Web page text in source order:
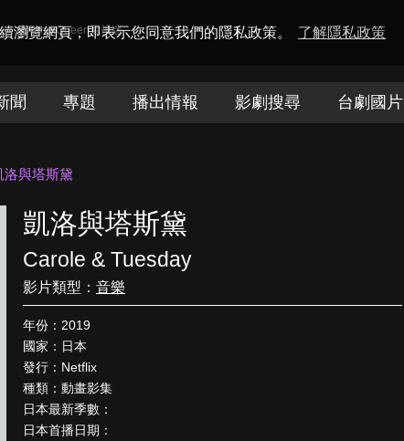
瀏覽網頁，即表示您同意我們的隱私政策。 了解隱私政策
toDramaQueen電視迷
聞 專題 播出情報 影劇搜尋 台劇國片
洛與塔斯黛
凱洛與塔斯黛
Carole & Tuesday
影片類型： 音樂
年份：2019
國家：日本
發行：Netflix
種類：動畫影集
日本最新季數：
日本首播日期：